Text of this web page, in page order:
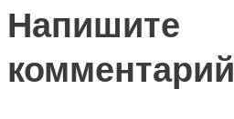
Напишите
комментарий